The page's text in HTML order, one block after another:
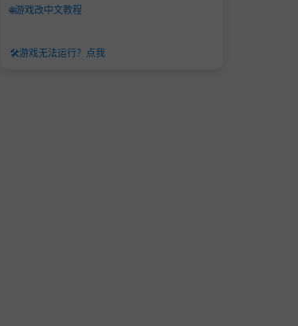
🌐游戏改中文教程
🛠️游戏无法运行？点我